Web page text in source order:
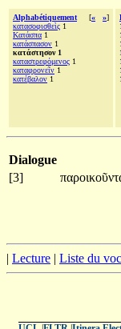
Alphabétiquement [« »]
κατασοφισθεὶς 1
Κατάσπα 1
κατάσπασον 1
κατάστησον 1
καταστρεφόμενος 1
καταφρονεῖν 1
κατέβαλον 1
1
1
1
1
1
1
Dialogue
[3]
| Lecture | Liste du